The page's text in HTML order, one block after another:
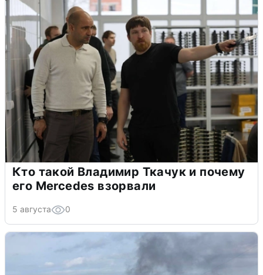
Кто такой Владимир Ткачук и почему
его Mercedes взорвали
5 августа 0